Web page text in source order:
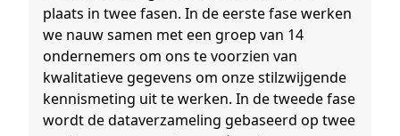
plaats in twee fasen. In de eerste fase werken
we nauw samen met een groep van 14
ondernemers om ons te voorzien van
kwalitatieve gegevens om onze stilzwijgende
kennismeting uit te werken. In de tweede fase
wordt de dataverzameling gebaseerd op twee